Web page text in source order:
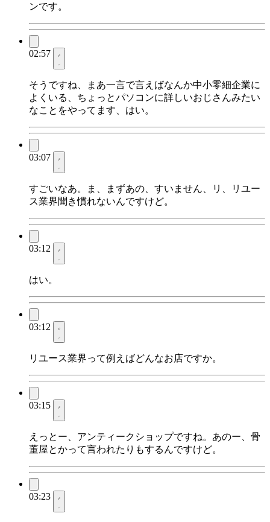
ンです。
02:57
そうですね、まあ一言で言えばなんか中小零細企業に
よくいる、ちょっとパソコンに詳しいおじさんみたい
なことをやってます、はい。
03:07
すごいなあ。ま、まずあの、すいません、リ、リユー
ス業界聞き慣れないんですけど。
03:12
はい。
03:12
リユース業界って例えばどんなお店ですか。
03:15
えっとー、アンティークショップですね。あのー、骨
董屋とかって言われたりもするんですけど。
03:23